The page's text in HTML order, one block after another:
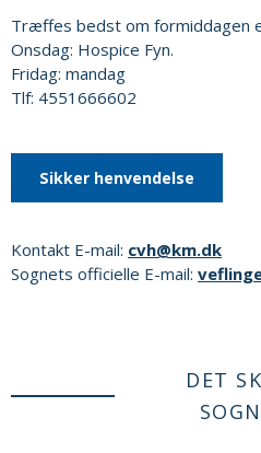
Træffes bedst om formiddagen
Onsdag: Hospice Fyn.
Fridag: mandag
Tlf: 4551666602
Sikker henvendelse
Kontakt E-mail: cvh@km.dk
Sognets officielle E-mail:
DET